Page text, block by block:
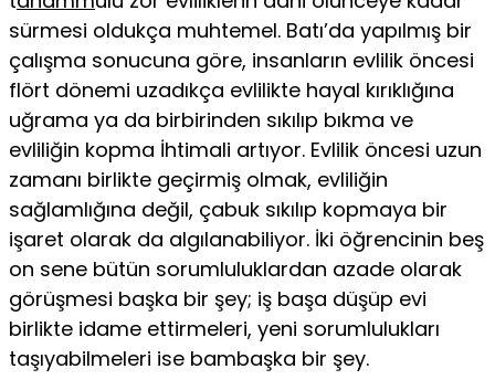
sürmesi oldukça muhtemel. Batı’da yapılmış bir
çalışma sonucuna göre, insanların evlilik önce­si
flört dönemi uzadıkça evlilikte hayal kırıklığına
uğrama ya da birbirinden sıkılıp bıkma ve
evliliğin kopma İhtimali artıyor. Evlilik öncesi uzun
zamanı birlikte geçirmiş olmak, evliliğin
sağlamlığına değil, çabuk sıkılıp kopmaya bir
işaret olarak da algılanabiliyor. İki öğrencinin beş
on sene bütün sorumluluklardan azade olarak
görüşmesi başka bir şey; iş başa düşüp evi
birlikte idame ettirmeleri, yeni sorumluluk­ları
taşıyabilmeleri ise bambaşka bir şey.